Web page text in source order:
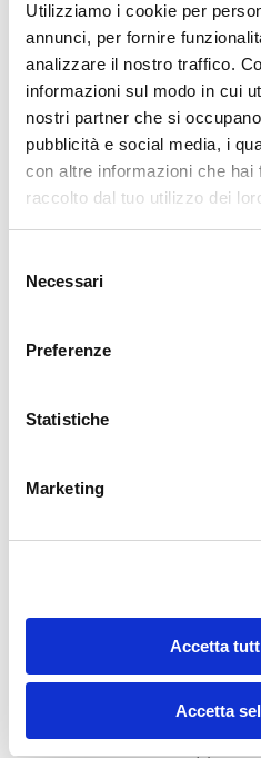
Utilizziamo i cookie per
annunci, per fornire
analizzare il nostro traffico.
informazioni sul modo in cui
nostri partner che si
pubblicità e social media, i
con altre informazioni che hai
raccolto dal tuo utilizzo dei
delNecessari
Preferenze
Statistiche
Marketing
Accetta
Accetta
ALLENATI CON ME!
15WORKOUT
Allenamento aerobico(16)
Allenamento Donne(75)